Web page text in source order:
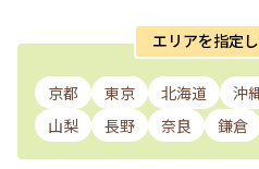
エリアを指定
京都 東京 北海道 沖
山梨
長野 奈良 鎌倉